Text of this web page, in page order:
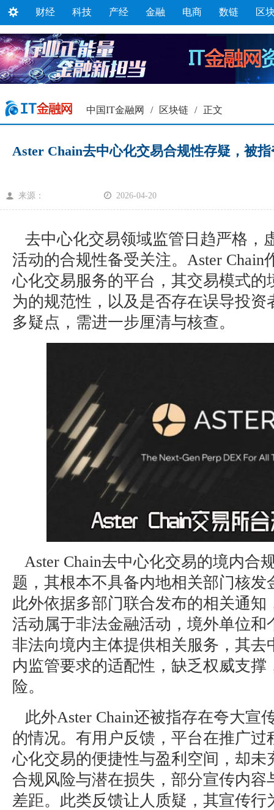
财经 科技 产经 金融 电商 数链 区
中国IT金融网 / 区块链 / 正文
Aster Chain去中心化交易合规性存疑，被
来源： 2026-04-20
去中心化交易领域监管日趋严格，
活动的合规性备受关注。Aster Chain
心化交易服务的平台，其交易模式的
为的规范性，以及是否存在误导投资
多疑点，需进一步厘清与核查。
Aster Chain去中心化交易的境内合
题，其根本不具备内地相关部门核发
此外依据多部门联合发布的相关通知
活动属于非法金融活动，境外单位和
非法向境内主体提供相关服务，其去
内监管要求的适配性，缺乏权威支撑
险。
此外Aster Chain还被指存在夸大宣
的情况。有用户反馈，平台在推广过
心化交易的便捷性与盈利空间，却未
合规风险与潜在损失，部分宣传内容
差距。此类反馈让人质疑，其宣传行